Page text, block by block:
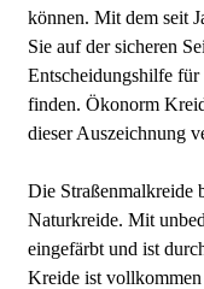
können. Mit dem seit
Sie auf der sicheren
Entscheidungshilfe
finden. Ökonorm
dieser Auszeichnung
Die Straßenmalkreide
Naturkreide. Mit
eingefärbt und ist
Kreide ist